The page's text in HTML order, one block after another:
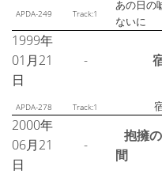
APDA-249 Track:1
あの日の
ないに
1999年
01月21
日
-
APDA-278 Track:1
2000年
06月21
日
-
抱擁
間